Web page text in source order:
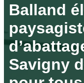
Balland
Savigny